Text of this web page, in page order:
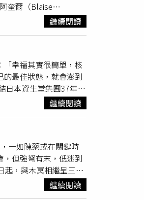
露華濃 。 水瓶座 千萬人
往積累為何。偏財亮閃
隙，雙魚本周先抑後
腐朽為神奇。小額進
mondedejoseph/
，目標順利實現，守
有所屬。 巨蟹座花開
事，隨雙魚滿月，立地
期已至，獅子焦點從
依然能運籌帷幄，藉
催動東風，或主或輔皆
產或是併購。桃花明
宛如鏡花水月，虛實難
是情比金堅，心如磐
場困境迎刃而解。水土
射手座好人緣賴厚積
天而降，或是關鍵資
心，逆風前行。摩羯
烈高潮。有偏財至。
鍵字是心誠，逢水星相
驚奇。感情是海枯石
困局解套，健康見好，
奎爾（Blaise
始終沒有改變，最後他
是顯示錯誤，僅此而
讓用戶紛紛嚇壞，引
繼續閱讀
幸福其實很簡單，核
最佳狀態，就會澎到
具備三效合一：保
「想要像我一樣澎到好
，有興趣的朋友可以
妝，
一塗擦抹勻後，就可
層透明無色的底妝，
接下來的粉底底妝，打
離乳SPF50 +
離彩妝、空污、藍光，
繼續閱讀
一如陳藥或在關鍵時
但強弩有末，低迷到
起，與木冥相繼呈三合
，直至清明節，世代困
匯市稍前風聲鶴唳，非
繼續閱讀